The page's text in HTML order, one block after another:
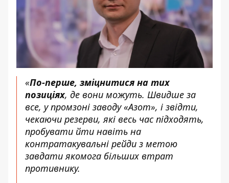
«По-перше, зміцнитися на тих
позиціях, де вони можуть. Швидше за
все, у промзоні заводу «Азот», і звідти,
чекаючи резерви, які весь час підходять,
пробувати йти навіть на
контратакувальні рейди з метою
завдати якомога більших втрат
противнику.